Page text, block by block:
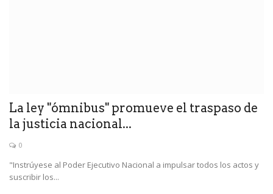
La ley "ómnibus" promueve el traspaso de
la justicia nacional...
0
"Instrúyese al Poder Ejecutivo Nacional a impulsar todos los actos y
suscribir los...